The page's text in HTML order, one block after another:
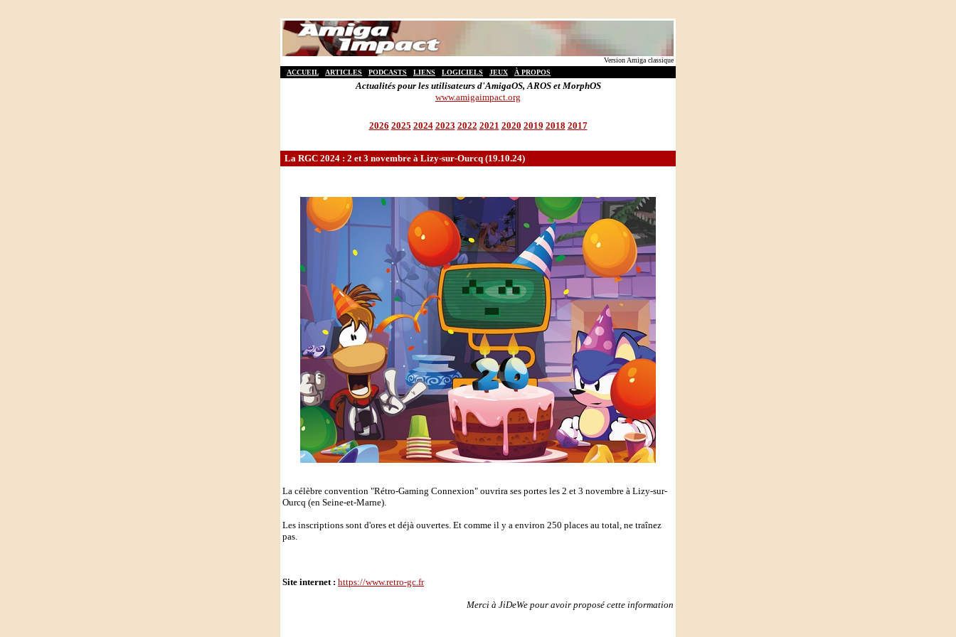
Version Amiga classique
ACCUEIL
ARTICLES PODCASTS LIENS LOGICIELS JEUX À PROPOS
Actualités pour les utilisateurs d'AmigaOS, AROS et MorphOS
www.amigaimpact.org
2026 2025 2024 2023 2022 2021 2020 2019 2018 2017
La RGC 2024 : 2 et 3 novembre à Lizy-sur-Ourcq (19.10.24)
La célèbre convention "Rétro-Gaming Connexion" ouvrira ses portes les 2 et 3 novembre à Lizy-sur-
Ourcq (en Seine-et-Marne).
Les inscriptions sont d'ores et déjà ouvertes. Et comme il y a environ 250 places au total, ne traînez
pas.
Site internet : https://www.retro-gc.fr
Merci à JiDeWe pour avoir proposé cette information